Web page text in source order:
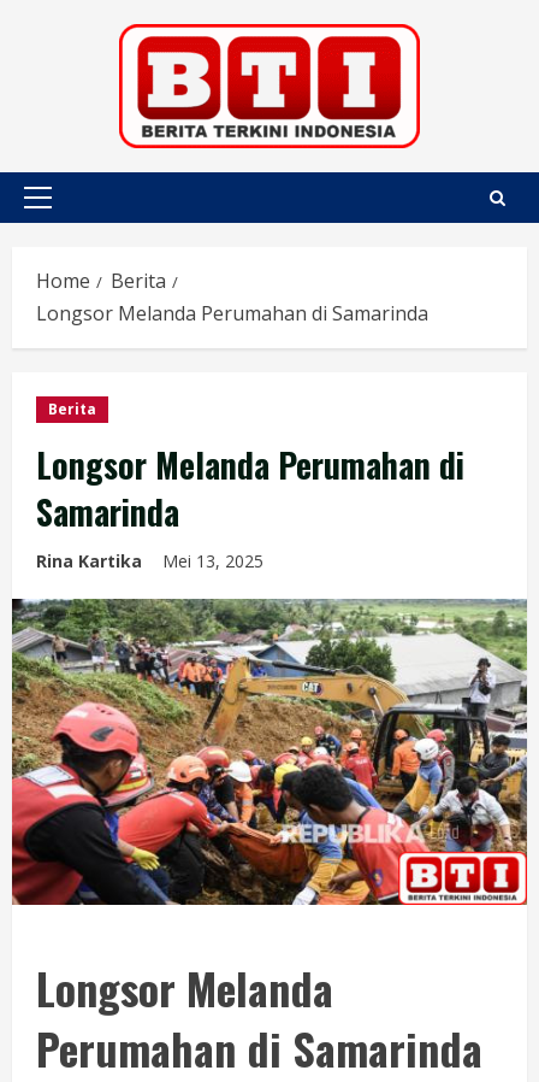
Primary
Home
Berita
Longsor Melanda Perumahan di Samarinda
Berita
Longsor Melanda Perumahan di
Samarinda
Rina Kartika Mei 13, 2025
Longsor Melanda
Perumahan di Samarinda